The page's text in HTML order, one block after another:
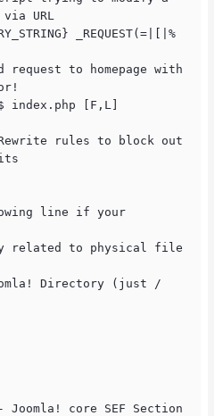
via URL
_REQUEST(=|[|%
request to homepage with
index.php [F,L]
Rewrite rules to block out
line if your
related to physical file
Directory (just /
Joomla! core SEF Section